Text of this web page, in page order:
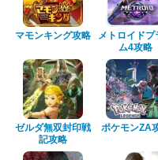
マモンキング攻略
メトロイドプ
ム4攻略
ゼルダ無双封印戦
記攻略
ポケモンZA